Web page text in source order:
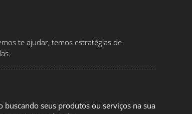
te ajudar, temos estratégias de
buscando seus produtos ou serviços na sua